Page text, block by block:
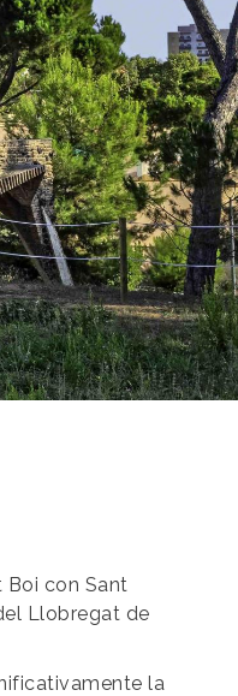
Boi con Sant
Llobregat de
la